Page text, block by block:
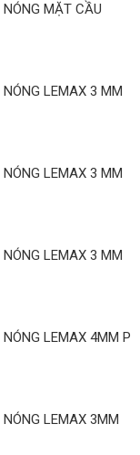
MẶT CẦU
LEMAX 3 MM
LEMAX 3 MM
LEMAX 3 MM
LEMAX 4MM P
LEMAX 3MM